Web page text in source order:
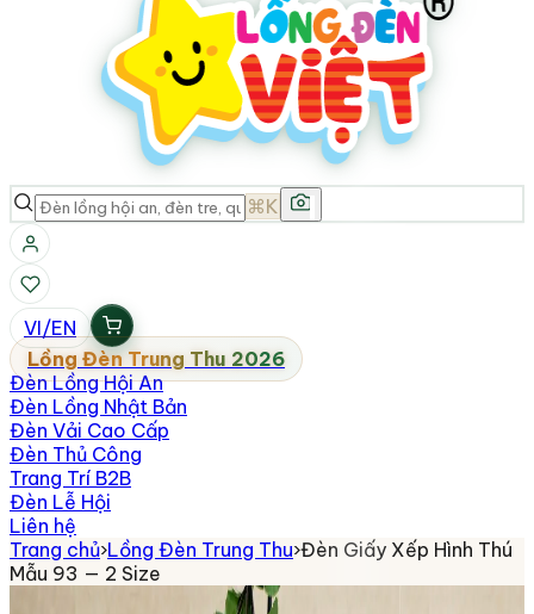
⌘K
VI/EN
Lồng Đèn Trung Thu 2026
Đèn Lồng Hội An
Đèn Lồng Nhật Bản
Đèn Vải Cao Cấp
Đèn Thủ Công
Trang Trí B2B
Đèn Lễ Hội
Liên hệ
Trang chủ›Lồng Đèn Trung Thu›Đèn Giấy Xếp Hình Thú
Mẫu 93 — 2 Size